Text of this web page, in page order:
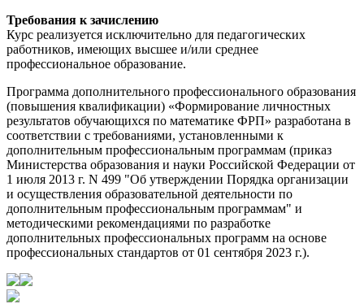
Требования к зачислению
Курс реализуется исключительно для педагогических
работников, имеющих высшее и/или среднее
профессиональное образование.
Программа дополнительного профессионального образования
(повышения квалификации) «Формирование личностных
результатов обучающихся по математике ФРП» разработана в
соответствии с требованиями, установленными к
дополнительным профессиональным программам (приказ
Министерства образования и науки Российской Федерации от
1 июля 2013 г. N 499 "Об утверждении Порядка организации
и осуществления образовательной деятельности по
дополнительным профессиональным программам" и
методическими рекомендациями по разработке
дополнительных профессиональных программ на основе
профессиональных стандартов от 01 сентября 2023 г.).